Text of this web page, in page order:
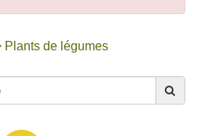
Plants de légumes